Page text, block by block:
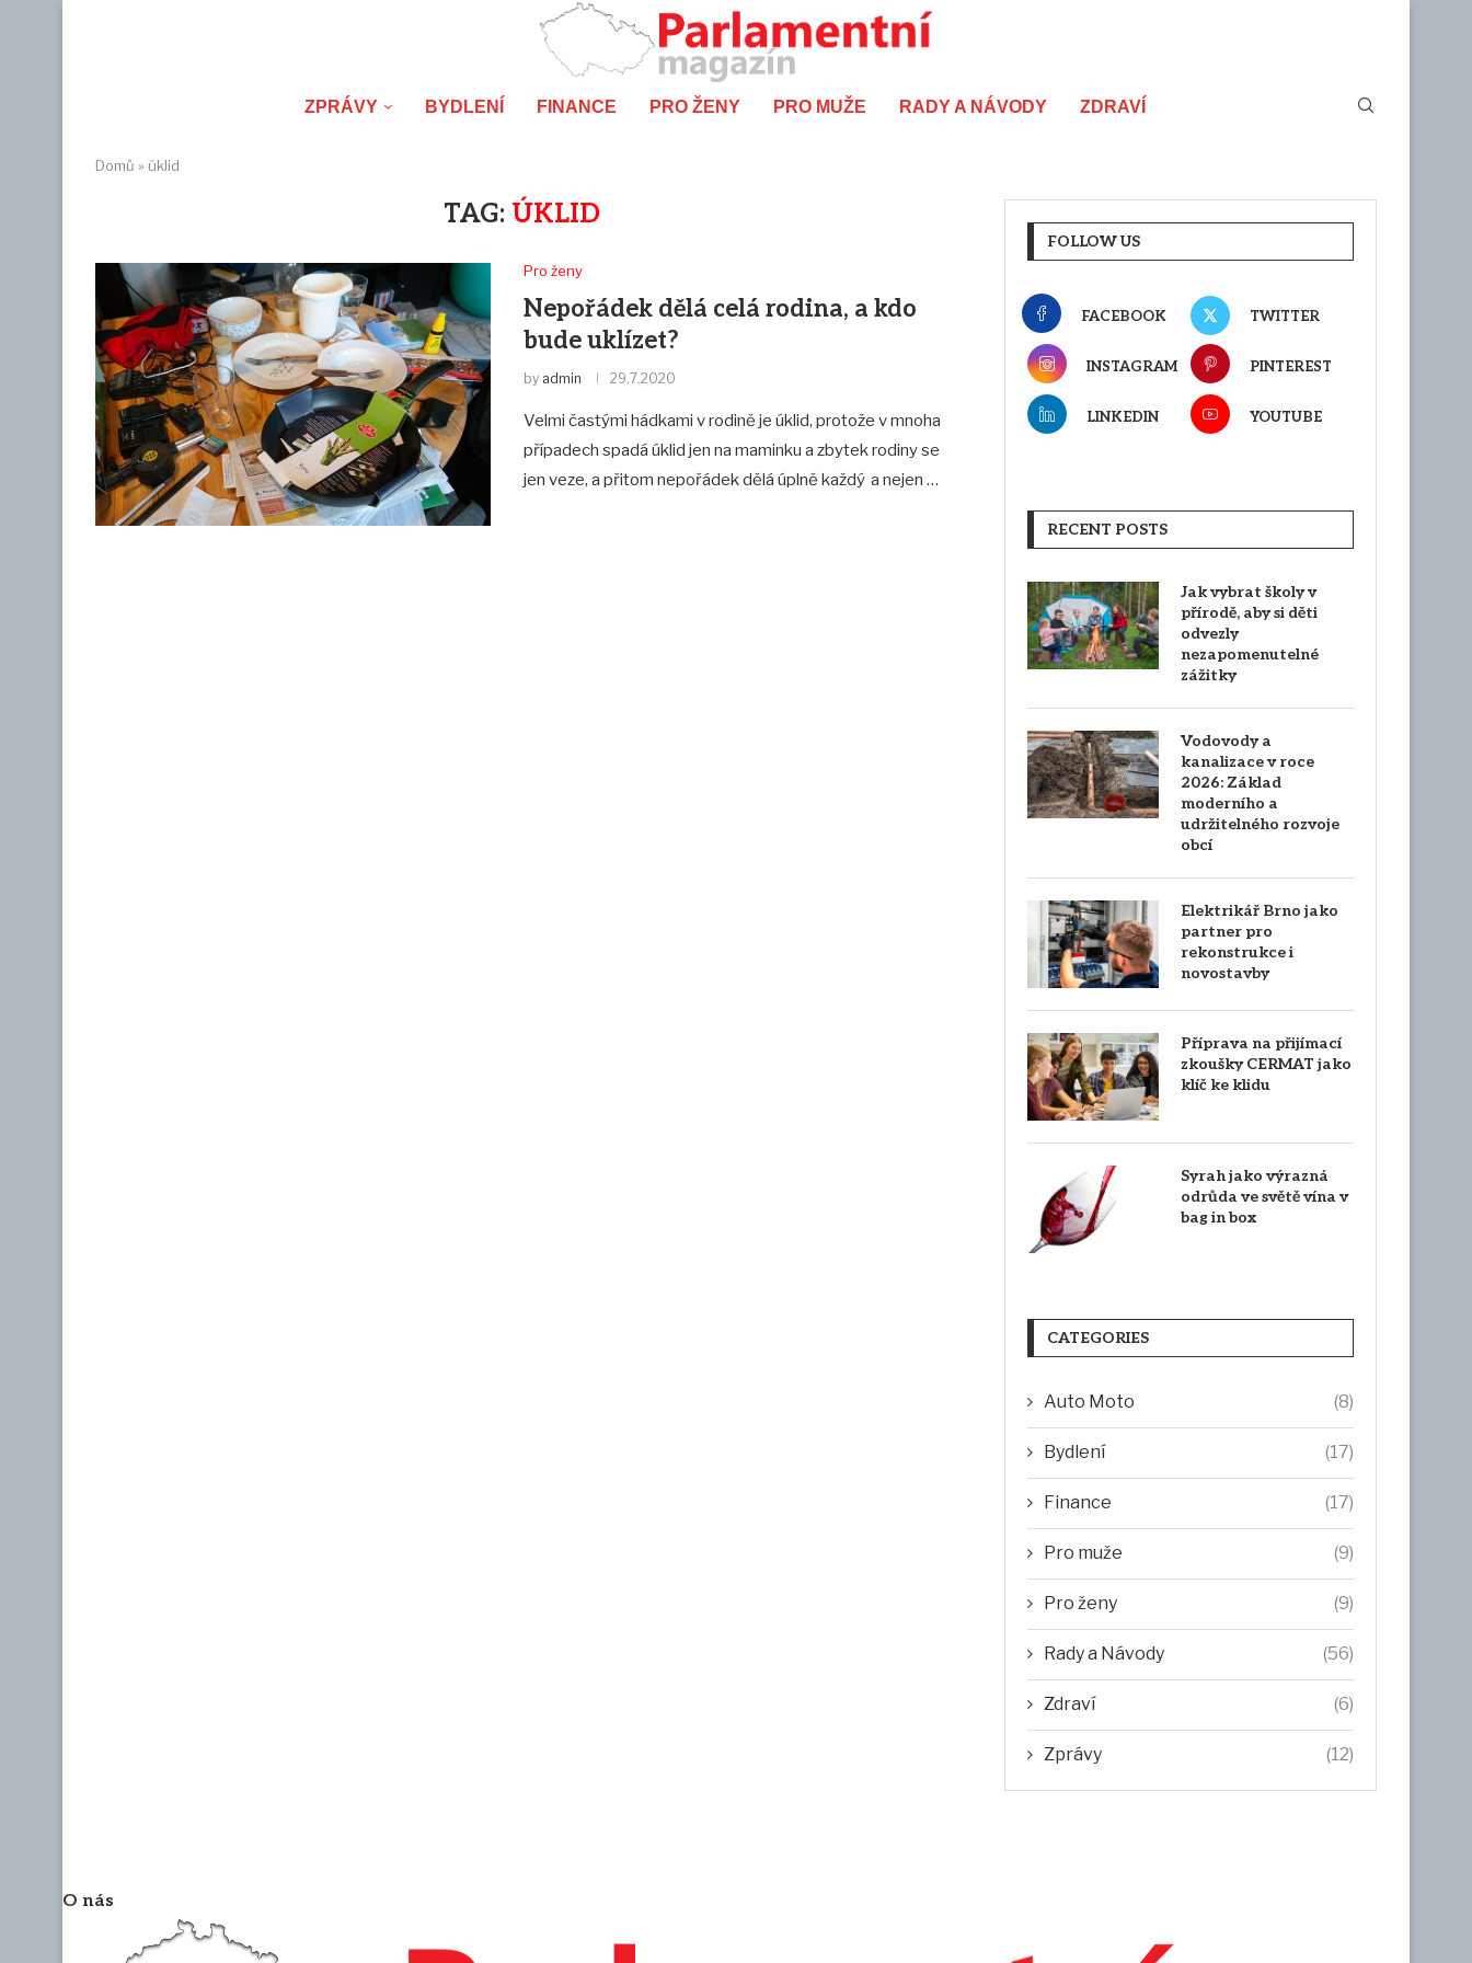
ZPRÁVY BYDLENÍ FINANCE PRO ŽENY PRO MUŽE RADY A NÁVODY ZDRAVÍ
Domů » úklid
TAG: ÚKLID
Pro ženy
Nepořádek dělá celá rodina, a kdo
bude uklízet?
by admin 29.7.2020
Velmi častými hádkami v rodině je úklid, protože v mnoha
případech spadá úklid jen na maminku a zbytek rodiny se
jen veze, a přitom nepořádek dělá úplně každý a nejen …
FOLLOW US
FACEBOOK TWITTER
INSTAGRAM PINTEREST
LINKEDIN YOUTUBE
RECENT POSTS
Jak vybrat školy v
přírodě, aby si děti
odvezly
nezapomenutelné
zážitky
Vodovody a
kanalizace v roce
2026: Základ
moderního a
udržitelného rozvoje
obcí
Elektrikář Brno jako
partner pro
rekonstrukce i
novostavby
Příprava na přijímací
zkoušky CERMAT jako
klíč ke klidu
Syrah jako výrazná
odrůda ve světě vína v
bag in box
CATEGORIES
Auto Moto (8)
Bydlení (17)
Finance (17)
Pro muže (9)
Pro ženy (9)
Rady a Návody (56)
Zdraví (6)
Zprávy (12)
O nás